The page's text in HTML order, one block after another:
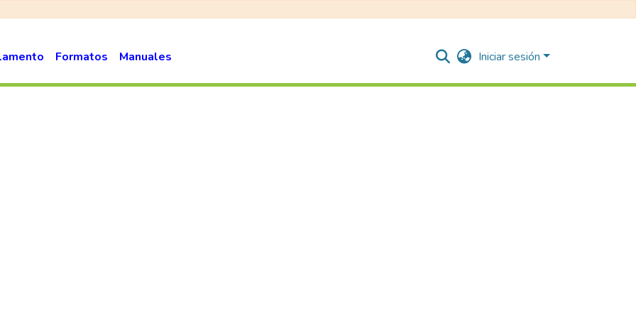
Formatos Manuales Iniciar sesión